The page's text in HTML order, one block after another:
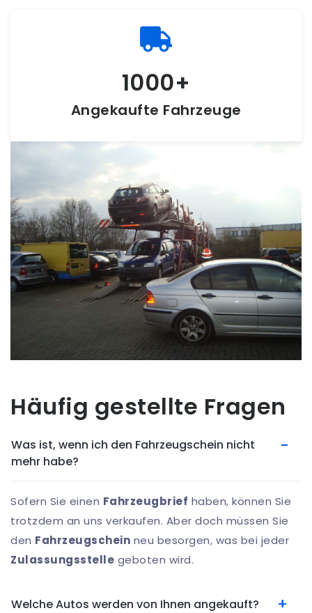
1000
Angekaufte Fahrzeuge
Häufig gestellte Fragen
Was ist, wenn ich den Fahrzeugschein nicht
mehr habe?
Sofern Sie einen Fahrzeugbrief haben, können Sie
trotzdem an uns verkaufen. Aber doch müssen Sie
den Fahrzeugschein neu besorgen, was bei jeder
Zulassungsstelle geboten wird.
Welche Autos werden von Ihnen angekauft?